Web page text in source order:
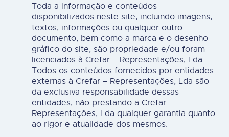
Toda a informação e conteúdos
disponibilizados neste site, incluindo imagens,
textos, informações ou qualquer outro
documento, bem como a marca e o desenho
gráfico do site, são propriedade e/ou foram
licenciados à Crefar – Representações, Lda.
Todos os conteúdos fornecidos por entidades
externas à Crefar – Representações, Lda são
da exclusiva responsabilidade dessas
entidades, não prestando a Crefar –
Representações, Lda qualquer garantia quanto
ao rigor e atualidade dos mesmos.